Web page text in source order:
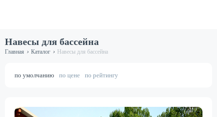
Навесы для бассейна
Главная › Каталог › Навесы для бассейна
по умолчанию по цене по рейтингу